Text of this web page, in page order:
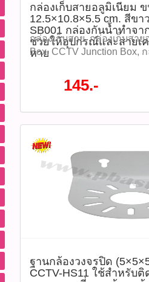
NAND Flash Type: 3D TLC,
P/E cycles Durability:
0 °C to 70 °C Waterproof,
anti‑X‑ray Designed for:
Dahua cameras ดาวน์โห
ค่าระบบ > Format การ์ด (
อุปกรณ์เท่านั้น) -ตรวจสอบ
และบันทึกข้อมูลได้ปกติ -คว
และสถานะการ์ดเป็นประจำ
หายของข้อมูล Diagram (
ข้อดี ประโยชน์ในการใช้ง
ข้อดี / ประโยชน์: -รองรับก
ได้แม้ในสภาพแวดล้อมที่รุน
ใช้จ่ายในการบำรุงรักษาร
กล่องเก็บสายอลูมิเนียม
12.5×10.8×5.5 cm. สีขา
SB001 กล่องกันน้ำทำจา
ช่วยให้อุปกรณ์และสายเ
หาย
กล่องเก็บสาย, กล่องเก็บสา
Box, CCTV Junction Box,
อุปกรณ์ติดตั้งกล้อง, อุปกรณ์
Junction Box, กล่องเก็บสา
อุปกรณ์และสายเคเบิ้ลของ
แข็งแกร่งและได้รับการออ
แสงแดด ฝนตกหนัก ฝุ่น แล
145 บาท -กล่องกันน้ำ
-น็อตยึดกล่องกันน้ำ x4 -โฟ
ผนัง x4 tags: กล่องเก็บสาย
Aluminum Junction Box, ก
GLINK, GLINK SB001,
145.-
ฐานกล้องวงจรปิด
CCTV-HS11 ใช้สำหรับ